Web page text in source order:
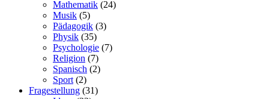
Mathematik (24)
Musik (5)
Pädagogik (3)
Physik (35)
Psychologie (7)
Religion (7)
Spanisch (2)
Sport(2)
Fragestellung (31)